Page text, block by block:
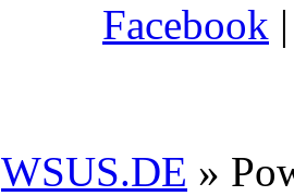
Facebook
WSUS.DE »